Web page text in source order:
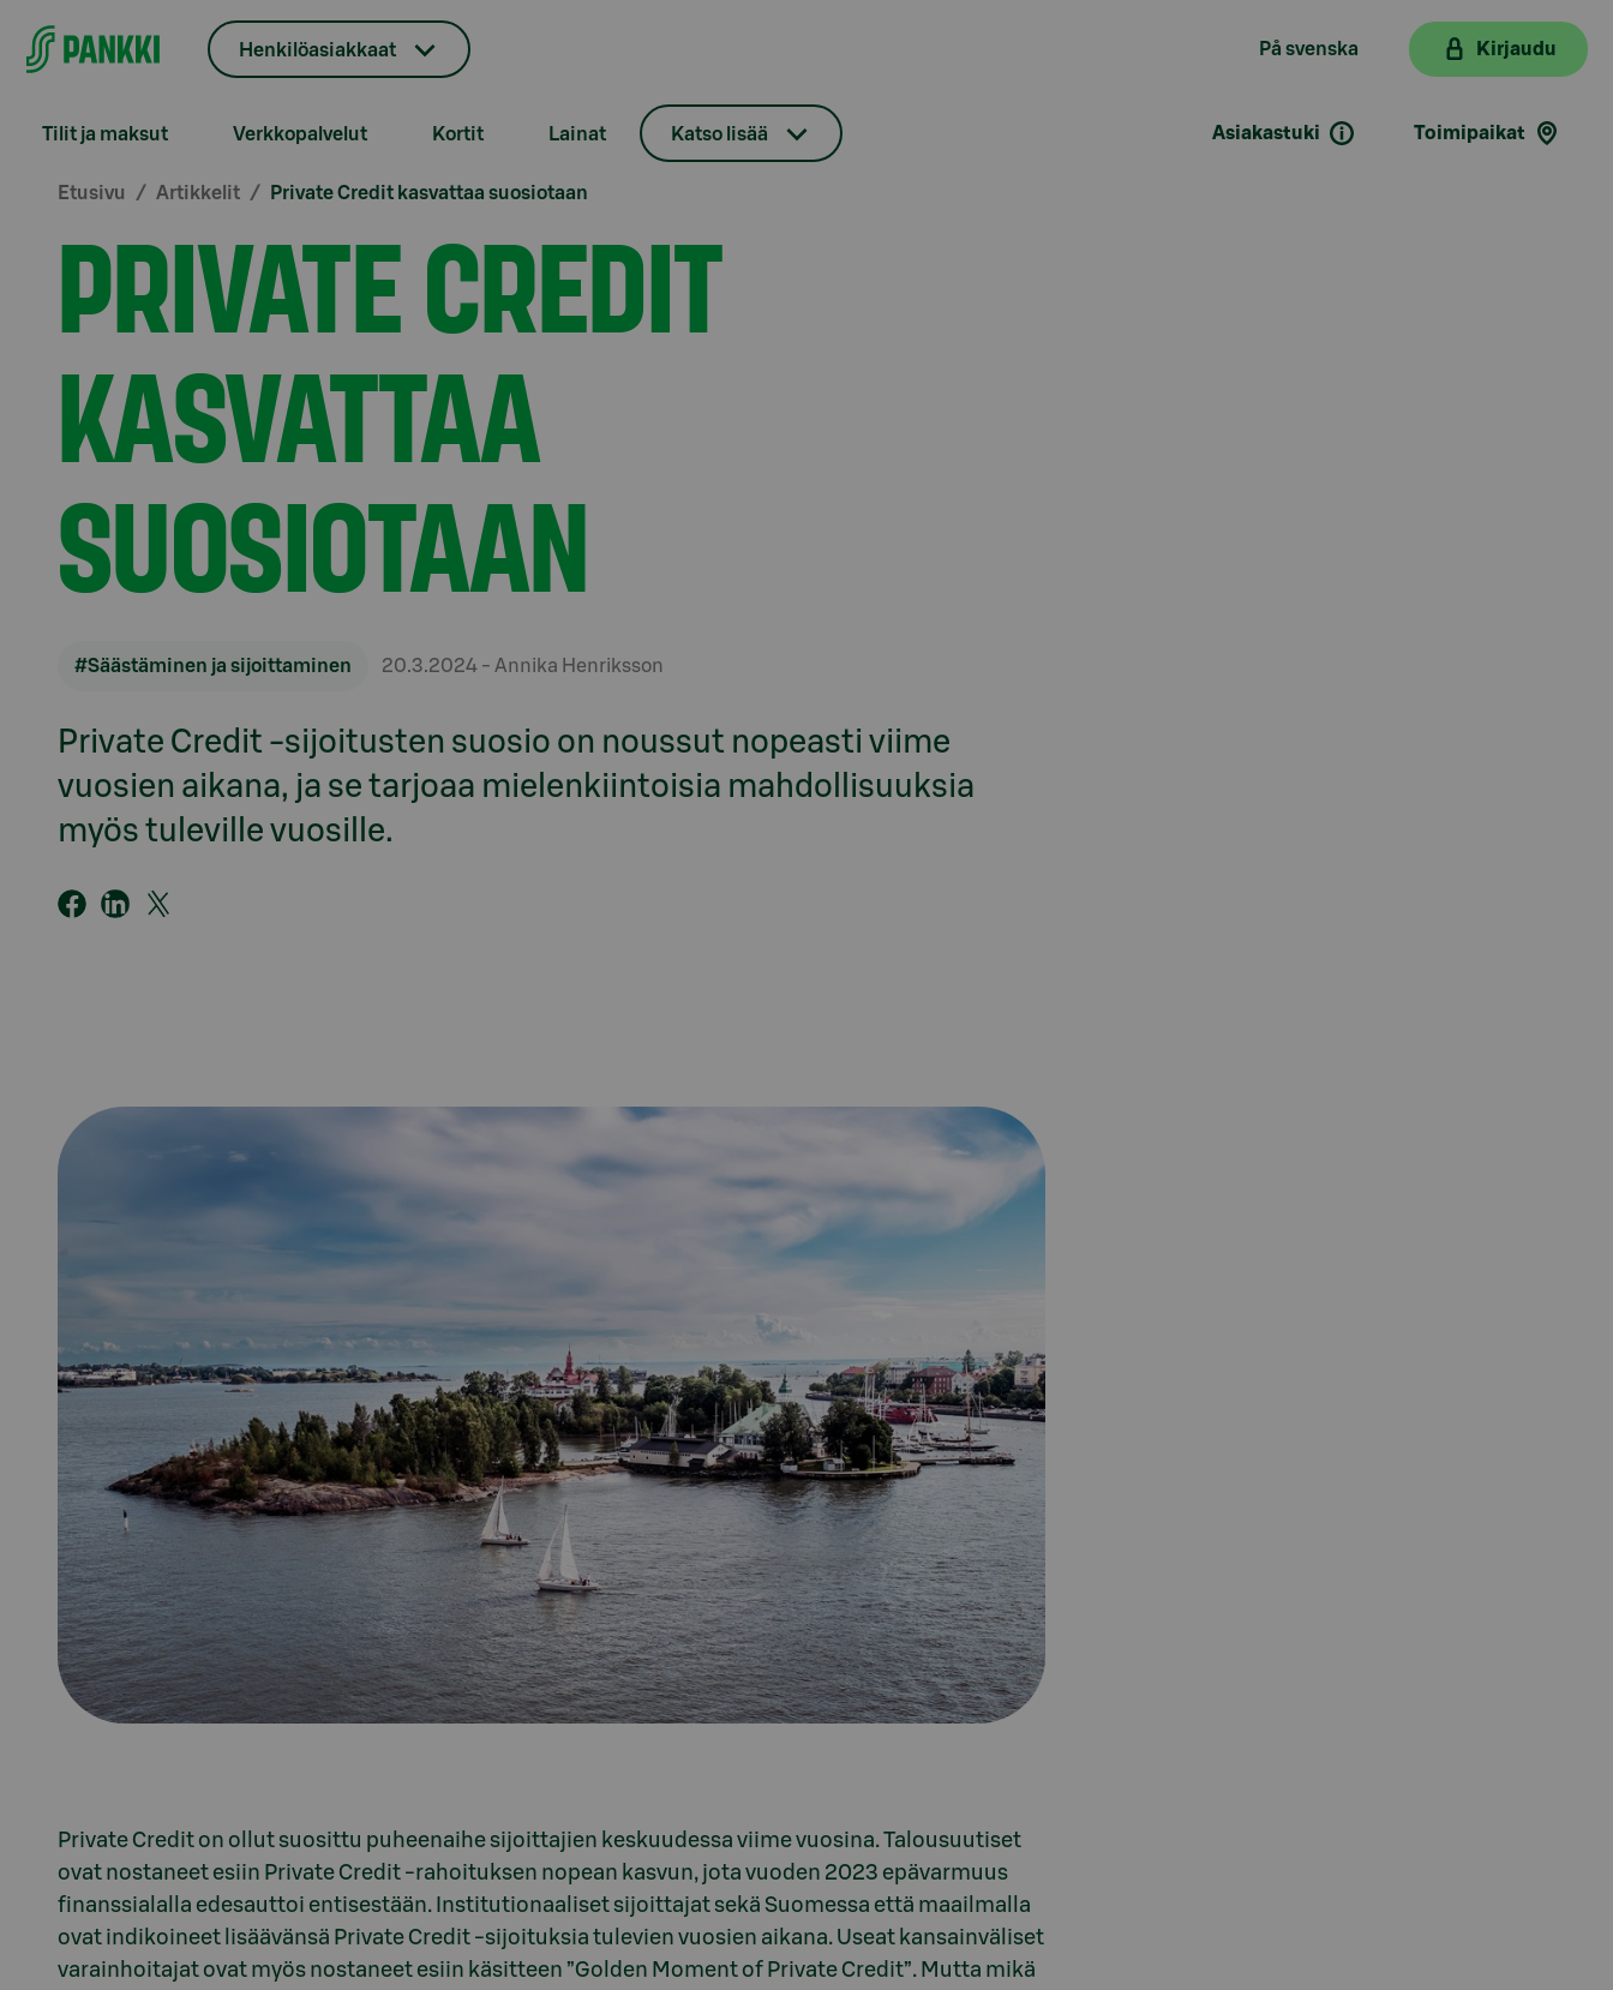
Henkilöasiakkaat På svenska Kirjaudu
Tilit ja maksut Verkkopalvelut Kortit Lainat Katso lisää Asiakastuki Toimipaikat
Etusivu Artikkelit Private Credit kasvattaa suosiotaan
PRIVATE CREDIT
KASVATTAA
SUOSIOTAAN
#Säästäminen ja sijoittaminen 20.3.2024 - Annika Henriksson
Private Credit -sijoitusten suosio on noussut nopeasti viime
vuosien aikana, ja se tarjoaa mielenkiintoisia mahdollisuuksia
myös tuleville vuosille.
Private Credit on ollut suosittu puheenaihe sijoittajien keskuudessa viime vuosina. Talousuutiset
ovat nostaneet esiin Private Credit -rahoituksen nopean kasvun, jota vuoden 2023 epävarmuus
finanssialalla edesauttoi entisestään. Institutionaaliset sijoittajat sekä Suomessa että maailmalla
ovat indikoineet lisäävänsä Private Credit -sijoituksia tulevien vuosien aikana. Useat kansainväliset
varainhoitajat ovat myös nostaneet esiin käsitteen ”Golden Moment of Private Credit”. Mutta mikä